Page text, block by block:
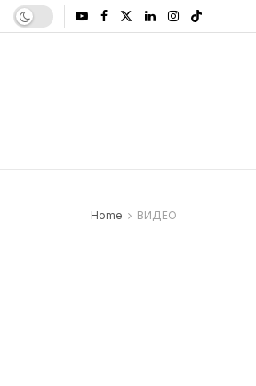
Home ВИДЕО